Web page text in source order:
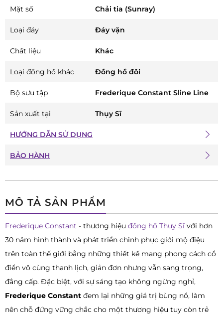
MÔ TẢ SẢN PHẨM
Frederique Constant - thương hiệu đồng hồ Thuỵ Sĩ với hơn
30 năm hình thành và phát triển chinh phục giới mộ điệu
trên toàn thế giới bằng những thiết kế mang phong cách cổ
điển vô cùng thanh lịch, giản đơn nhưng vẫn sang trọng,
đẳng cấp. Đặc biệt, với sự sáng tạo không ngừng nghỉ,
Frederique Constant đem lại những giá trị bùng nổ, làm
nên chỗ đứng vững chắc cho một thương hiệu tuy còn trẻ
Mặt số Chải tia (Sunray)
Loại đáy Đáy vặn
Chất liệu Khác
Loại đồng hồ khác Đồng hồ đôi
Bộ sưu tập Frederique Constant Sline Line
Sản xuất tại Thụy Sĩ
HƯỚNG DẪN SỬ DỤNG
BẢO HÀNH